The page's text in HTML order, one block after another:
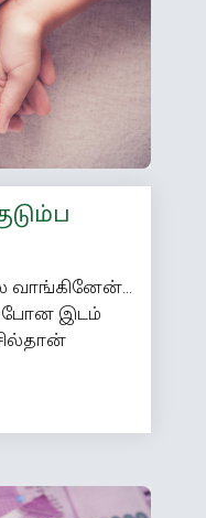
செய்ய
[…]
வாங்கினேன்...
போன இடம்
இருக்கின்றன
என்று